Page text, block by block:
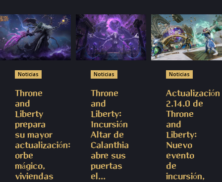
Noticias
Throne
and
Liberty
prepara
su mayor
actualización:
orbe
mágico,
viviendas
Noticias
Throne
and
Liberty:
Incursión
Altar de
Calanthia
abre sus
puertas
el...
Noticias
Actualización
2.14.0 de
Throne
and
Liberty:
Nuevo
evento
de
incursión,